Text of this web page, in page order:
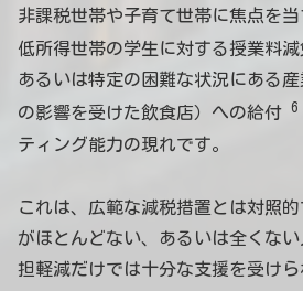
非課税世帯や子育て世帯に焦点を
低所得世帯の学生に対する授業料
あるいは特定の困難な状況にある
の影響を受けた飲食店）への給付 6
ティング能力の現れです。
これは、広範な減税措置とは対照
がほとんどない、あるいは全くな
担軽減だけでは十分な支援を受け